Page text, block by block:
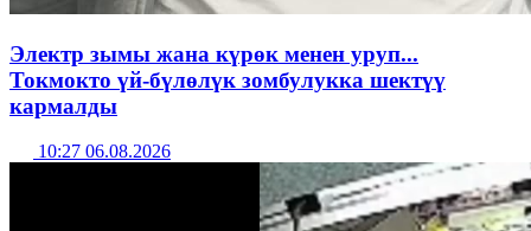
Электр зымы жана күрөк менен уруп...
Токмокто үй-бүлөлүк зомбулукка шектүү
кармалды
10:27 06.08.2026